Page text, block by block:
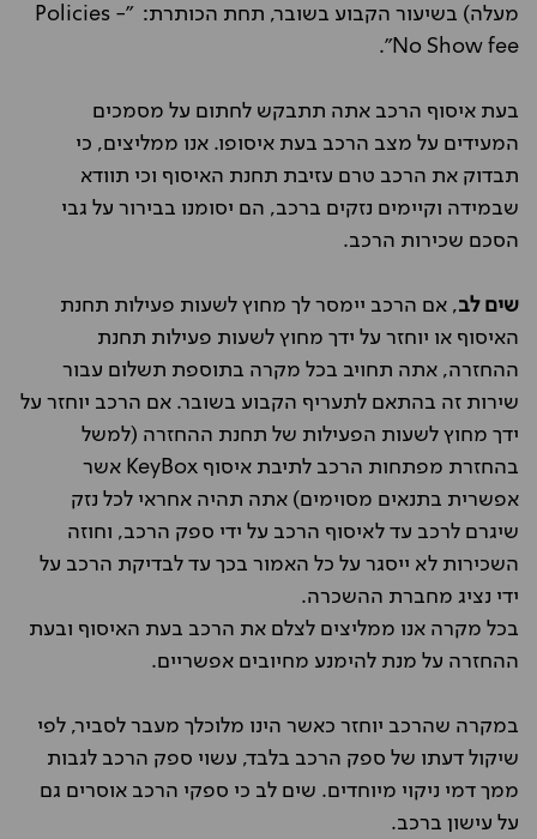
מעלה) בשיעור הקבוע בשובר, תחת הכותרת: "Policies -
No Show fee".
בעת איסוף הרכב אתה תתבקש לחתום על מסמכים
המעידים על מצב הרכב בעת איסופו. אנו ממליצים, כי
תבדוק את הרכב טרם עזיבת תחנת האיסוף וכי תוודא
שבמידה וקיימים נזקים ברכב, הם יסומנו בבירור על גבי
הסכם שכירות הרכב.
שים לב, אם הרכב יימסר לך מחוץ לשעות פעילות תחנת
האיסוף או יוחזר על ידך מחוץ לשעות פעילות תחנת
ההחזרה, אתה תחויב בכל מקרה בתוספת תשלום עבור
שירות זה בהתאם לתעריף הקבוע בשובר. אם הרכב יוחזר על
ידך מחוץ לשעות הפעילות של תחנת ההחזרה (למשל
בהחזרת מפתחות הרכב לתיבת איסוף KeyBox אשר
אפשרית בתנאים מסוימים) אתה תהיה אחראי לכל נזק
שיגרם לרכב עד לאיסוף הרכב על ידי ספק הרכב, וחוזה
השכירות לא ייסגר על כל האמור בכך עד לבדיקת הרכב על
ידי נציג מחברת ההשכרה.
בכל מקרה אנו ממליצים לצלם את הרכב בעת האיסוף ובעת
ההחזרה על מנת להימנע מחיובים אפשריים.
במקרה שהרכב יוחזר כאשר הינו מלוכלך מעבר לסביר, לפי
שיקול דעתו של ספק הרכב בלבד, עשוי ספק הרכב לגבות
ממך דמי ניקוי מיוחדים. שים לב כי ספקי הרכב אוסרים גם
על עישון ברכב.